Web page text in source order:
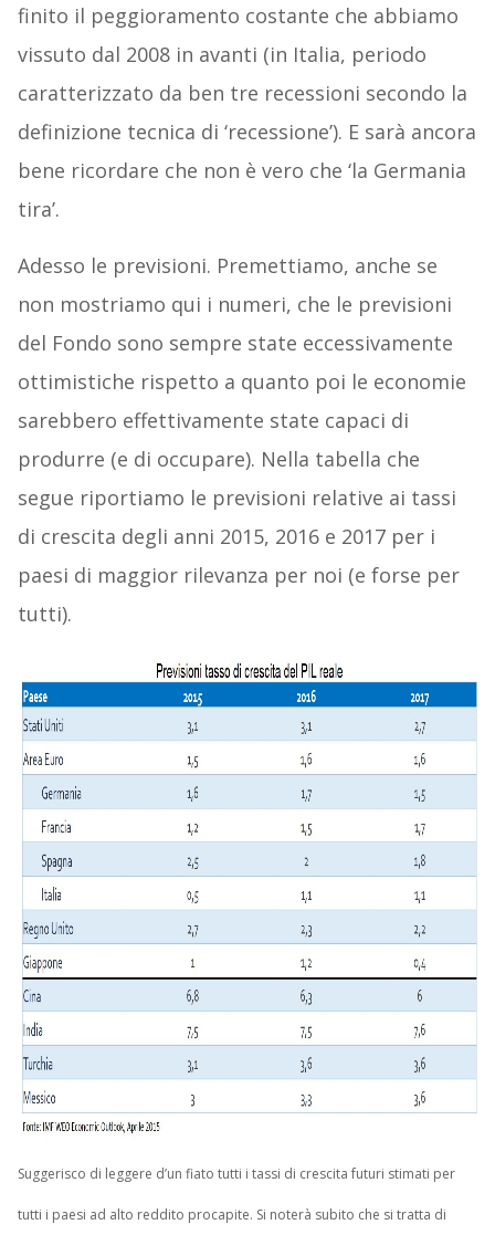
finito il peggioramento costante che abbiamo
vissuto dal 2008 in avanti (in Italia, periodo
caratterizzato da ben tre recessioni secondo la
definizione tecnica di ‘recessione’). E sarà ancora
bene ricordare che non è vero che ‘la Germania
tira’.
Adesso le previsioni. Premettiamo, anche se
non mostriamo qui i numeri, che le previsioni
del Fondo sono sempre state eccessivamente
ottimistiche rispetto a quanto poi le economie
sarebbero effettivamente state capaci di
produrre (e di occupare). Nella tabella che
segue riportiamo le previsioni relative ai tassi
di crescita degli anni 2015, 2016 e 2017 per i
paesi di maggior rilevanza per noi (e forse per
tutti).
Suggerisco di leggere d’un fiato tutti i tassi di crescita futuri stimati per
tutti i paesi ad alto reddito procapite. Si noterà subito che si tratta di